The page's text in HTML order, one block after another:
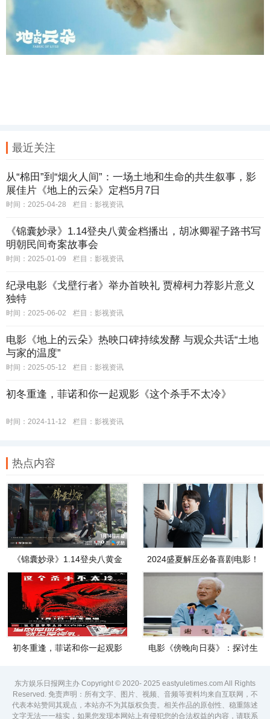
最近关注
从“棉田”到“烟火人间”：一场土地和生命的共生叙事，影
展佳片《地上的云朵》定档5月7日
时间：2025-04-28 栏目： 影视资讯
《锦囊妙录》1.14登央八黄金档播出，胡冰卿翟子路书写
明朝民间奇案故事会
时间：2025-01-09 栏目： 影视资讯
纪录电影《戈壁行者》举办首映礼 贾樟柯力荐影片意义
独特
时间：2025-06-02 栏目： 影视资讯
电影《地上的云朵》热映口碑持续发酵 与观众共话“土地
与家的温度”
时间：2025-05-12 栏目： 影视资讯
初冬重逢，菲诺和你一起观影《这个杀手不太冷》
时间：2024-11-12 栏目： 影视资讯
热点内容
《锦囊妙录》1.14登央八黄金
朝民间奇案故事会
2024盛夏解压必备喜剧电影！
初冬重逢，菲诺和你一起观影
电影《傍晚向日葵》：探讨生
东方娱乐日报网主办 Copyright © 2020- 2025 eastyuletimes.com All Rights
Reserved. 免责声明：所有文字、图片、视频、音频等资料均来自互联网，不
代表本站赞同其观点，本站亦不为其版权负责。相关作品的原创性、稳重陈述
文字无法一一核实，如果您发现本网站上有侵犯您的合法权益的内容，请联系